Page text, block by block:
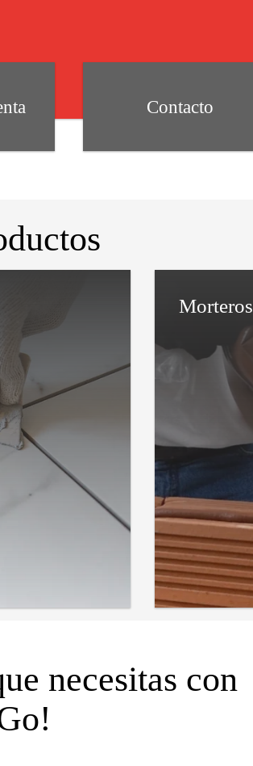
Contacto
Morteros
necesitas con